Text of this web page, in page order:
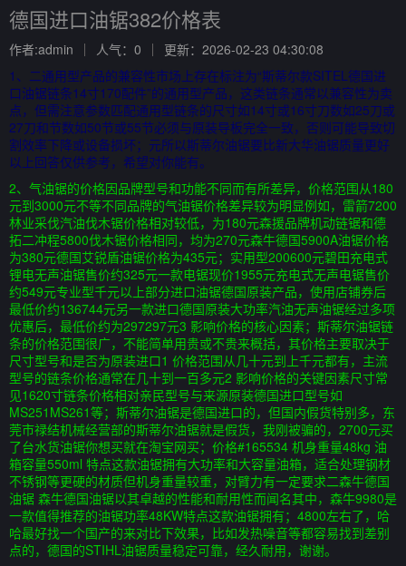
德国进口油锯382价格表
作者:admin 人气：0
更新：2026-02-23 04:30:08
1、二通用型产品的兼容性市场上存在标注为“斯蒂尔款SITEL德国进
口油锯链条14寸170配件”的通用型产品，这类链条通常以兼容性为卖
点，但需注意参数匹配通用型链条的尺寸如14寸或16寸刀数如25刀或
27刀和节数如50节或55节必须与原装导板完全一致，否则可能导致切
割效率下降或设备损坏；元所以斯蒂尔油锯要比新大华油锯质量更好
以上回答仅供参考，希望对你能有。
2、气油锯的价格因品牌型号和功能不同而有所差异，价格范围从180
元到3000元不等不同品牌的气油锯价格差异较为明显例如，雷箭7200
林业采伐汽油伐木锯价格相对较低，为180元森援品牌机动链锯和德
拓二冲程5800伐木锯价格相同，均为270元森牛德国5900A油锯价格
为380元德国艾锐盾油锯价格为435元；实用型200600元碧田充电式
锂电无声油锯售价约325元一款电锯现价1955元充电式无声电锯售价
约549元专业型千元以上部分进口油锯德国原装产品，使用店铺券后
最低价约136744元另一款进口德国原装大功率汽油无声油锯经过多项
优惠后，最低价约为297297元3 影响价格的核心因素；斯蒂尔油锯链
条的价格范围很广，不能简单用贵或不贵来概括，其价格主要取决于
尺寸型号和是否为原装进口1 价格范围从几十元到上千元都有，主流
型号的链条价格通常在几十到一百多元2 影响价格的关键因素尺寸常
见1620寸链条价格相对亲民型号与来源原装德国进口型号如
MS251MS261等；斯蒂尔油锯是德国进口的，但国内假货特别多，东
莞市禄结机械经营部的斯蒂尔油锯就是假货，我刚被骗的，2700元买
了台水货油锯你想买就在淘宝网买；价格#165534 机身重量48kg 油
箱容量550ml 特点这款油锯拥有大功率和大容量油箱，适合处理钢材
不锈钢等更硬的材质但机身重量较重，对臂力有一定要求二森牛德国
油锯 森牛德国油锯以其卓越的性能和耐用性而闻名其中，森牛9980是
一款值得推荐的油锯功率48KW特点这款油锯拥有；4800左右了，哈
哈最好找一个国产的来对比下效果，比如发热噪音等都容易找到差别
点的，德国的STIHL油锯质量稳定可靠，经久耐用，谢谢。